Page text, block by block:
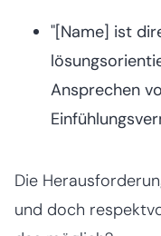
"[Name] ist
Ansprechen
Die
und doch